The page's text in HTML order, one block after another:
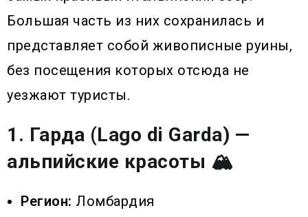
Большая часть из них сохранилась и
представляет собой живописные руины,
без посещения которых отсюда не
уезжают туристы.
1. Гарда (Lago di Garda) —
альпийские красоты 🏔️
Регион: Ломбардия